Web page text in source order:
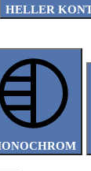
HELLER